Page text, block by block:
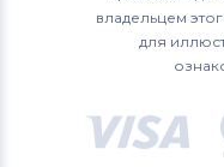
владельцем
для